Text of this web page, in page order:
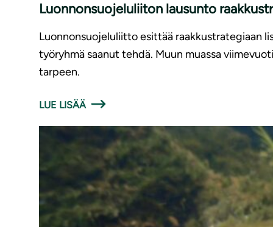
Luonnonsuojeluliiton lausunto
Luonnonsuojeluliitto esittää raakkustrategiaan
työryhmä saanut tehdä. Muun muassa
tarpeen.
LUE LISÄÄ